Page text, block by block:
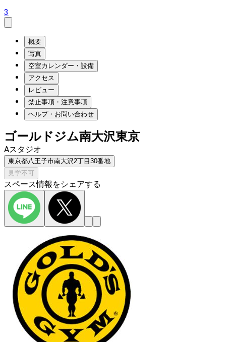
3
概要
写真
空室カレンダー・設備
アクセス
レビュー
禁止事項・注意事項
ヘルプ・お問い合わせ
ゴールドジム南大沢東京
Aスタジオ
東京都八王子市南大沢2丁目30番地
見学不可
スペース情報をシェアする